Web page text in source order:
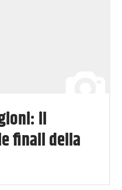
il
finali della